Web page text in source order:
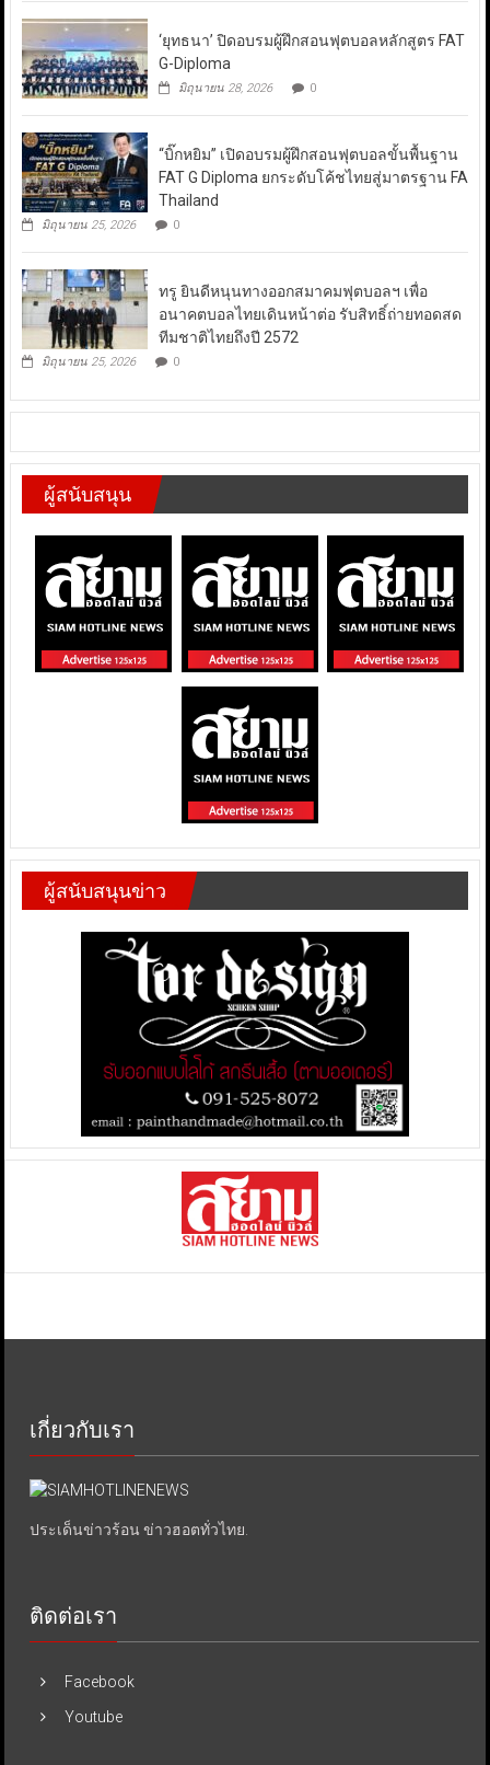
‘ยุทธนา’ ปิดอบรมผู้ฝึกสอนฟุตบอลหลักสูตร FAT
G-Diploma
มิถุนายน 28, 2026 0
“บิ๊กหยิม” เปิดอบรมผู้ฝึกสอนฟุตบอลขั้นพื้นฐาน
FAT G Diploma ยกระดับโค้ชไทยสู่มาตรฐาน FA
Thailand
มิถุนายน 25, 2026 0
ทรู ยินดีหนุนทางออกสมาคมฟุตบอลฯ เพื่อ
อนาคตบอลไทยเดินหน้าต่อ รับสิทธิ์ถ่ายทอดสด
ทีมชาติไทยถึงปี 2572
มิถุนายน 25, 2026 0
ผู้สนับสนุน
ผู้สนับสนุนข่าว
เกี่ยวกับเรา
ประเด็นข่าวร้อน ข่าวฮอตทั่วไทย.
ติดต่อเรา
Facebook
Youtube